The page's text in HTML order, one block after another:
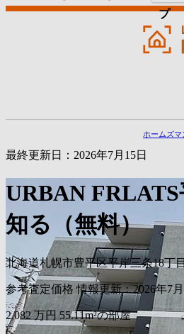
プ
ホームズマ
最終更新日：2026年7月15日
URBAN FRLATS
知る（無料）
北海道札幌市豊平区平岸三条18丁
参考査定価格 情報更新：2026年7月
2,082 万円 55.11m²の部屋